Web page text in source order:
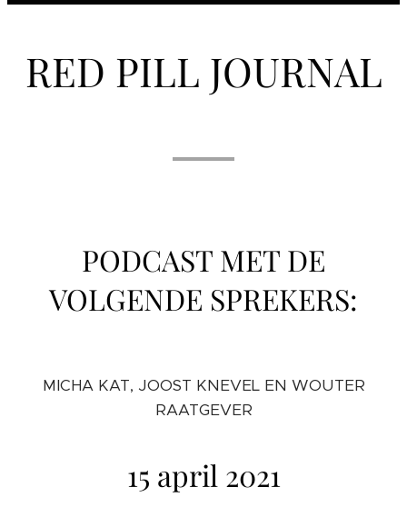
RED PILL JOURNAL
PODCAST MET DE
VOLGENDE SPREKERS:
MICHA KAT, JOOST KNEVEL EN WOUTER
RAATGEVER
15 april 2021